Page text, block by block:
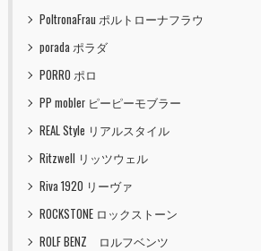
PoltronaFrau ポルトローナフラウ
porada ポラダ
PORRO ポロ
PP mobler ピーピーモブラー
REAL Style リアルスタイル
Ritzwell リッツウェル
Riva 1920 リーヴァ
ROCKSTONE ロックストーン
ROLF BENZ ロルフベンツ